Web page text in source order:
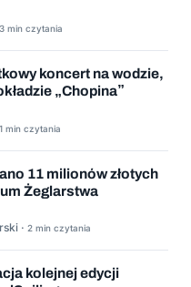
3 min czytania
koncert na wodzie,
„Chopina”
1 min czytania
11 milionów złotych
Żeglarstwa
· 2 min czytania
kolejnej edycji